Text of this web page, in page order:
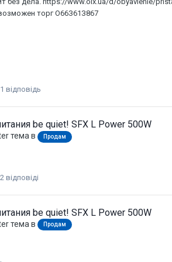
торг О66З61З867
1 відповідь
be quiet! SFX L Power 500W
тема в Продам
2 відповіді
be quiet! SFX L Power 500W
тема в Продам